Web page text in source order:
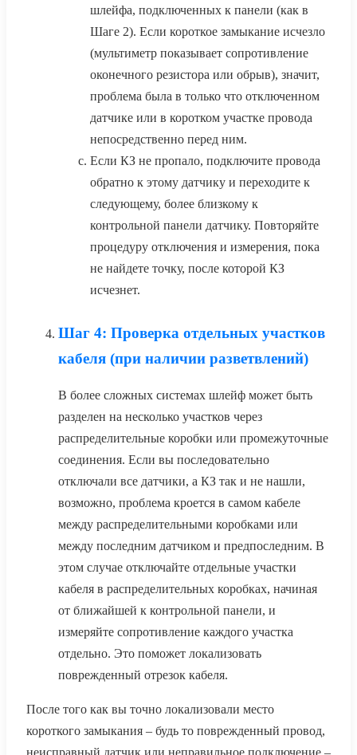
шлейфа, подключенных к панели (как в
Шаге 2). Если короткое замыкание исчезло
(мультиметр показывает сопротивление
оконечного резистора или обрыв), значит,
проблема была в только что отключенном
датчике или в коротком участке провода
непосредственно перед ним.
Если КЗ не пропало, подключите провода
обратно к этому датчику и переходите к
следующему, более близкому к
контрольной панели датчику. Повторяйте
процедуру отключения и измерения, пока
не найдете точку, после которой КЗ
исчезнет.
Шаг 4: Проверка отдельных участков
кабеля (при наличии разветвлений)
В более сложных системах шлейф может быть
разделен на несколько участков через
распределительные коробки или промежуточные
соединения. Если вы последовательно
отключали все датчики, а КЗ так и не нашли,
возможно, проблема кроется в самом кабеле
между распределительными коробками или
между последним датчиком и предпоследним. В
этом случае отключайте отдельные участки
кабеля в распределительных коробках, начиная
от ближайшей к контрольной панели, и
измеряйте сопротивление каждого участка
отдельно. Это поможет локализовать
поврежденный отрезок кабеля.
После того как вы точно локализовали место
короткого замыкания – будь то поврежденный провод,